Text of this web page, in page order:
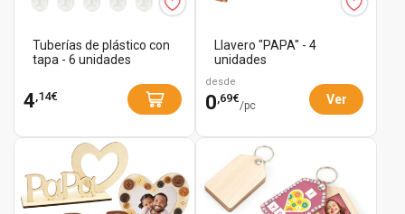
Tuberías de plástico con
tapa - 6 unidades
4 ,14€
Llavero "PAPA" - 4
unidades
desde
0,69€
/pc Ver